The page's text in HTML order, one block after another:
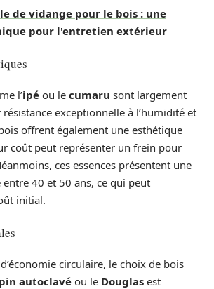
de vidange pour le bois : une
pour l'entretien extérieur
l’ipé ou le cumaru sont largement
exceptionnelle à l’humidité et
offrent également une esthétique
coût peut représenter un frein pour
ces essences présentent une
40 et 50 ans, ce qui peut
initial.
circulaire, le choix de bois
pin autoclavé ou le Douglas est